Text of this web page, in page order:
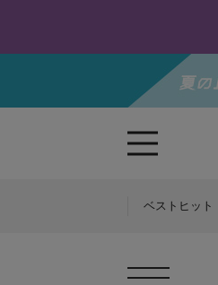
ベストヒット